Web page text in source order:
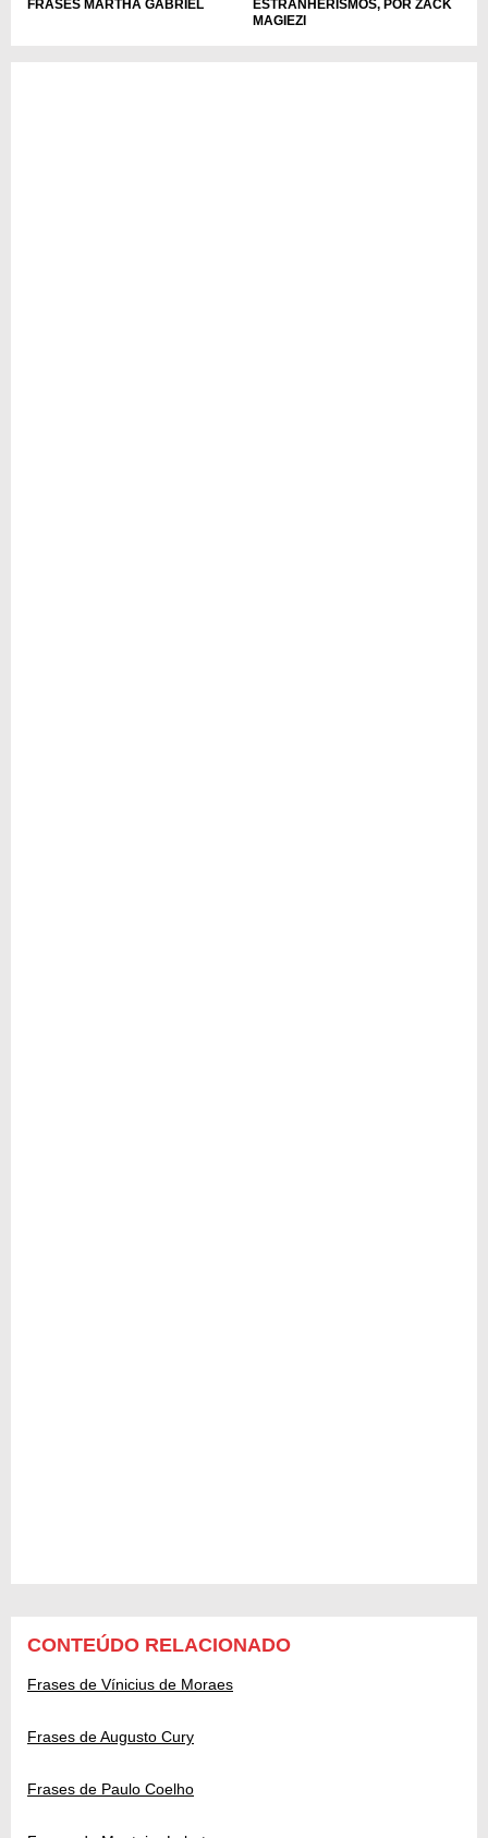
FRASES MARTHA GABRIEL
ESTRANHERISMOS, POR ZACK
MAGIEZI
CONTEÚDO RELACIONADO
Frases de Vínicius de Moraes
Frases de Augusto Cury
Frases de Paulo Coelho